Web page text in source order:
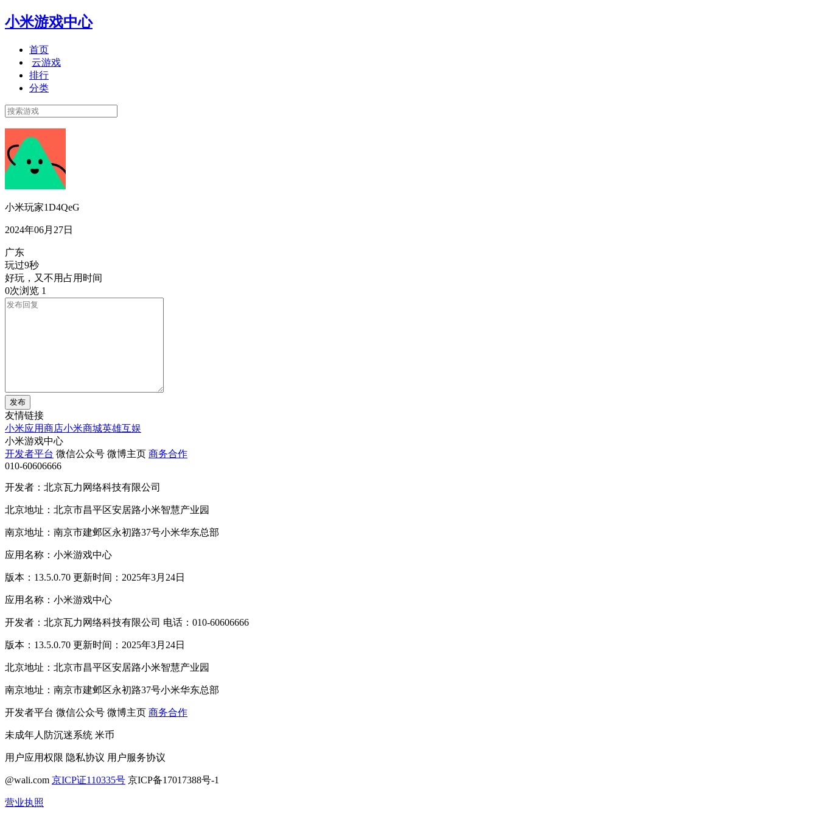
小米游戏中心
首页
云游戏
排行
分类
小米玩家1D4QeG
2024年06月27日
广东
玩过9秒
好玩，又不用占用时间
0次浏览 1
发布
友情链接
小米应用商店小米商城英雄互娱
小米游戏中心
开发者平台 微信公众号 微博主页 商务合作
010-60606666
开发者：北京瓦力网络科技有限公司
北京地址：北京市昌平区安居路小米智慧产业园
南京地址：南京市建邺区永初路37号小米华东总部
应用名称：小米游戏中心
版本：13.5.0.70 更新时间：2025年3月24日
应用名称：小米游戏中心
开发者：北京瓦力网络科技有限公司 电话：010-60606666
版本：13.5.0.70 更新时间：2025年3月24日
北京地址：北京市昌平区安居路小米智慧产业园
南京地址：南京市建邺区永初路37号小米华东总部
开发者平台 微信公众号 微博主页 商务合作
未成年人防沉迷系统 米币
用户应用权限 隐私协议 用户服务协议
@wali.com 京ICP证110335号 京ICP备17017388号-1
营业执照